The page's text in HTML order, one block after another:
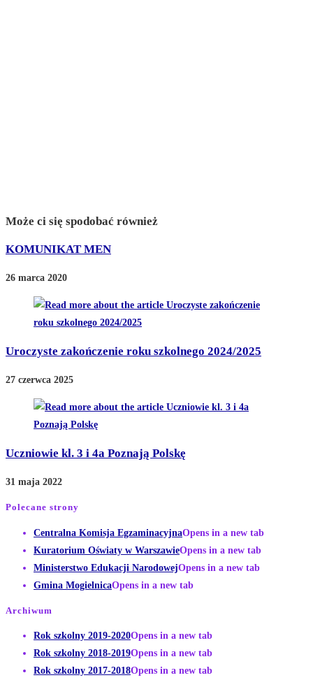
Może ci się spodobać również
KOMUNIKAT MEN
26 marca 2020
Uroczyste zakończenie roku szkolnego 2024/2025
27 czerwca 2025
Uczniowie kl. 3 i 4a Poznają Polskę
31 maja 2022
Polecane strony
Centralna Komisja EgzaminacyjnaOpens in a new tab
Kuratorium Oświaty w WarszawieOpens in a new tab
Ministerstwo Edukacji NarodowejOpens in a new tab
Gmina MogielnicaOpens in a new tab
Archiwum
Rok szkolny 2019-2020Opens in a new tab
Rok szkolny 2018-2019Opens in a new tab
Rok szkolny 2017-2018Opens in a new tab